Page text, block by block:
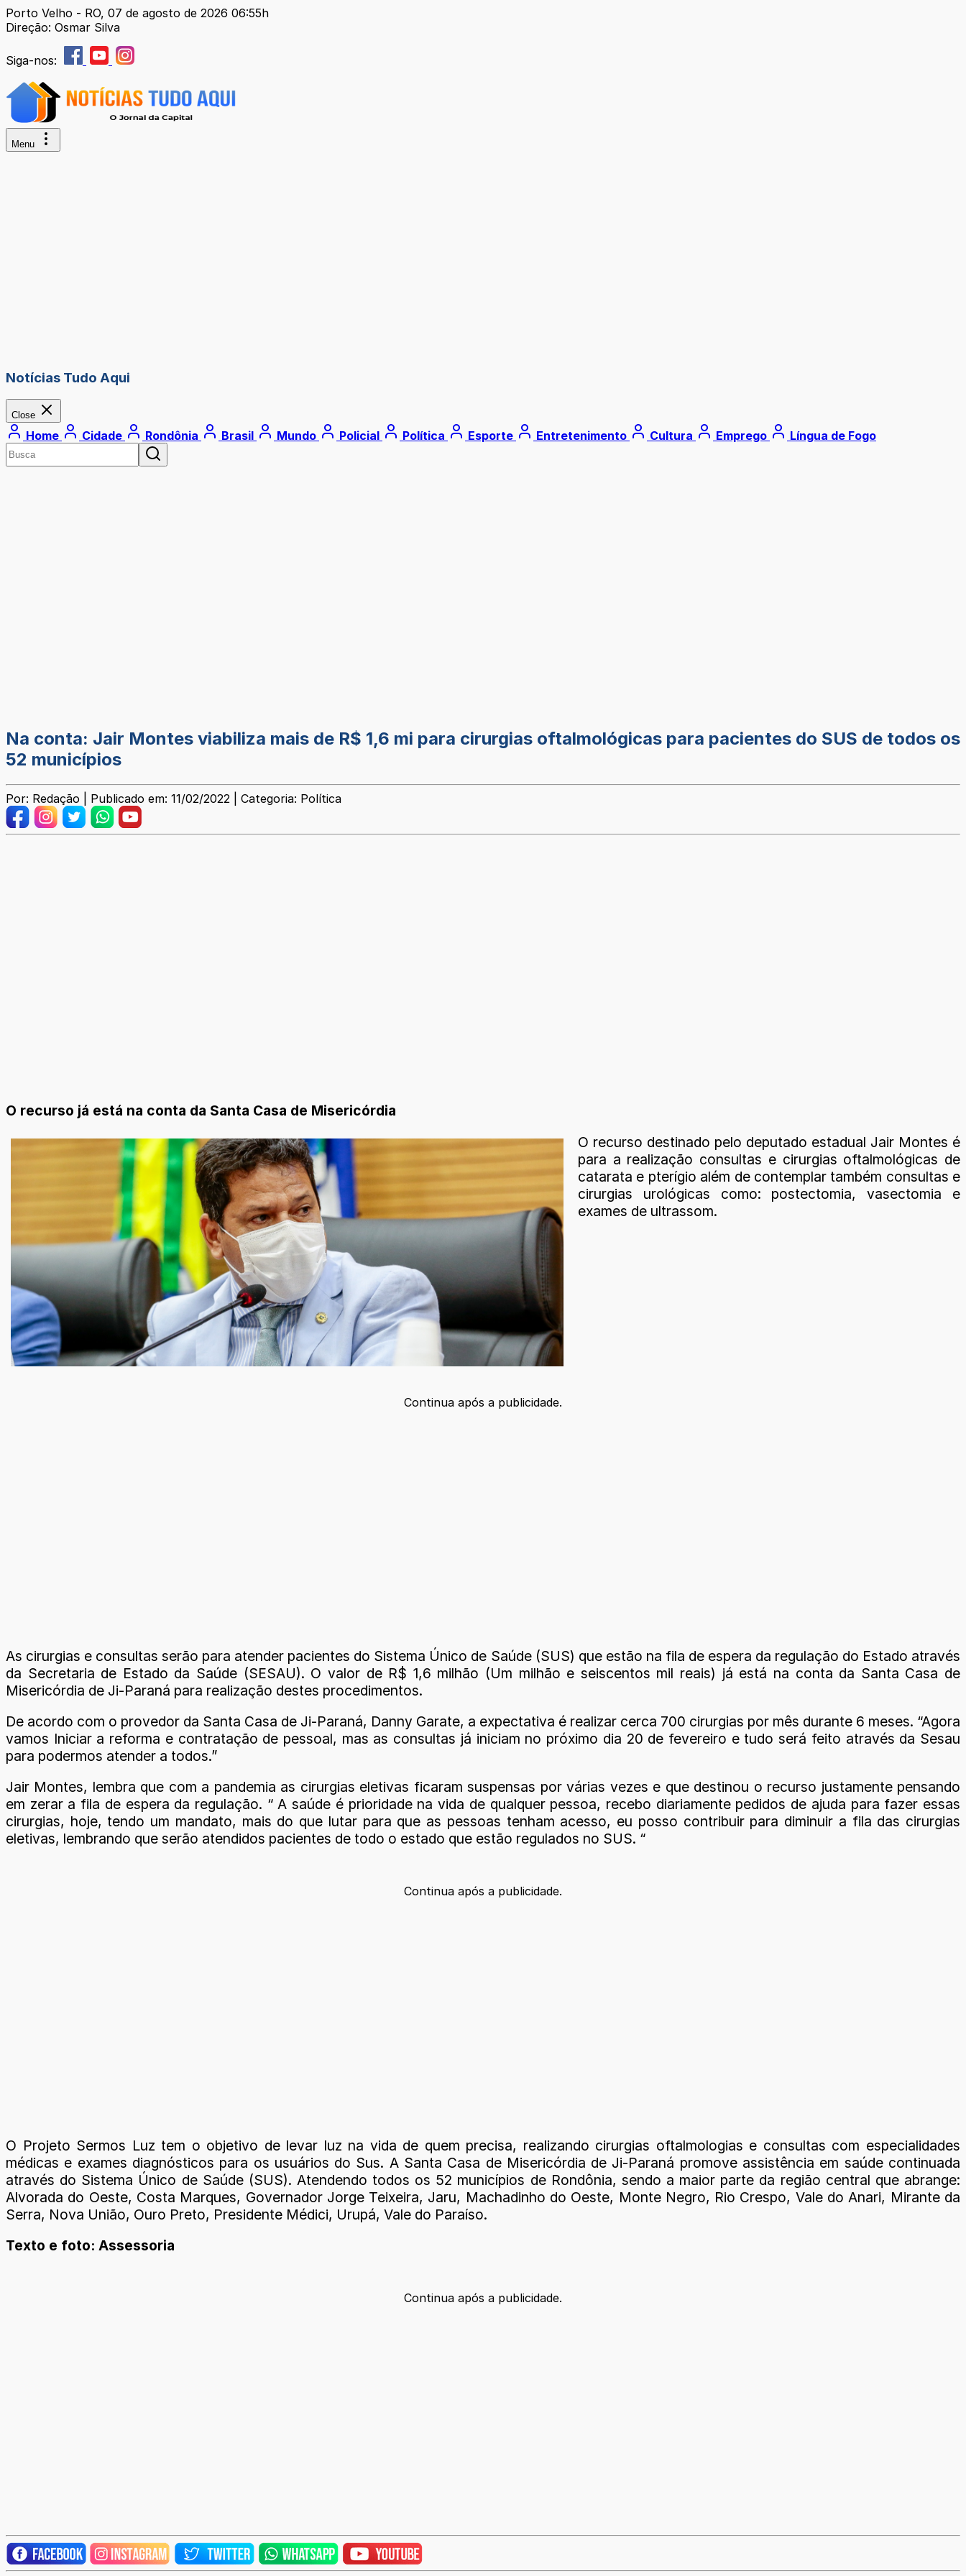
Porto Velho - RO, 07 de agosto de 2026 06:55h
Direção: Osmar Silva
Siga-nos:
Menu
Notícias Tudo Aqui
Close
Home Cidade Rondônia Brasil Mundo Policial Política Esporte Entretenimento Cultura Emprego Língua de Fogo
Na conta: Jair Montes viabiliza mais de R$ 1,6 mi para cirurgias oftalmológicas para pacientes do SUS de todos os
52 municípios
Por: Redação | Publicado em: 11/02/2022 | Categoria: Política
O recurso já está na conta da Santa Casa de Misericórdia
O recurso destinado pelo deputado estadual Jair Montes é
para a realização consultas e cirurgias oftalmológicas de
catarata e pterígio além de contemplar também consultas e
cirurgias urológicas como: postectomia, vasectomia e
exames de ultrassom.
Continua após a publicidade.
As cirurgias e consultas serão para atender pacientes do Sistema Único de Saúde (SUS) que estão na fila de espera da regulação do Estado através
da Secretaria de Estado da Saúde (SESAU). O valor de R$ 1,6 milhão (Um milhão e seiscentos mil reais) já está na conta da Santa Casa de
Misericórdia de Ji-Paraná para realização destes procedimentos.
De acordo com o provedor da Santa Casa de Ji-Paraná, Danny Garate, a expectativa é realizar cerca 700 cirurgias por mês durante 6 meses. “Agora
vamos Iniciar a reforma e contratação de pessoal, mas as consultas já iniciam no próximo dia 20 de fevereiro e tudo será feito através da Sesau
para podermos atender a todos.”
Jair Montes, lembra que com a pandemia as cirurgias eletivas ficaram suspensas por várias vezes e que destinou o recurso justamente pensando
em zerar a fila de espera da regulação. “ A saúde é prioridade na vida de qualquer pessoa, recebo diariamente pedidos de ajuda para fazer essas
cirurgias, hoje, tendo um mandato, mais do que lutar para que as pessoas tenham acesso, eu posso contribuir para diminuir a fila das cirurgias
eletivas, lembrando que serão atendidos pacientes de todo o estado que estão regulados no SUS. “
Continua após a publicidade.
O Projeto Sermos Luz tem o objetivo de levar luz na vida de quem precisa, realizando cirurgias oftalmologias e consultas com especialidades
médicas e exames diagnósticos para os usuários do Sus. A Santa Casa de Misericórdia de Ji-Paraná promove assistência em saúde continuada
através do Sistema Único de Saúde (SUS). Atendendo todos os 52 municípios de Rondônia, sendo a maior parte da região central que abrange:
Alvorada do Oeste, Costa Marques, Governador Jorge Teixeira, Jaru, Machadinho do Oeste, Monte Negro, Rio Crespo, Vale do Anari, Mirante da
Serra, Nova União, Ouro Preto, Presidente Médici, Urupá, Vale do Paraíso.
Texto e foto: Assessoria
Continua após a publicidade.